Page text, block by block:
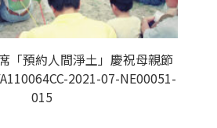
「預約人間淨土」慶祝母親節
2021-07-NE00051-
015